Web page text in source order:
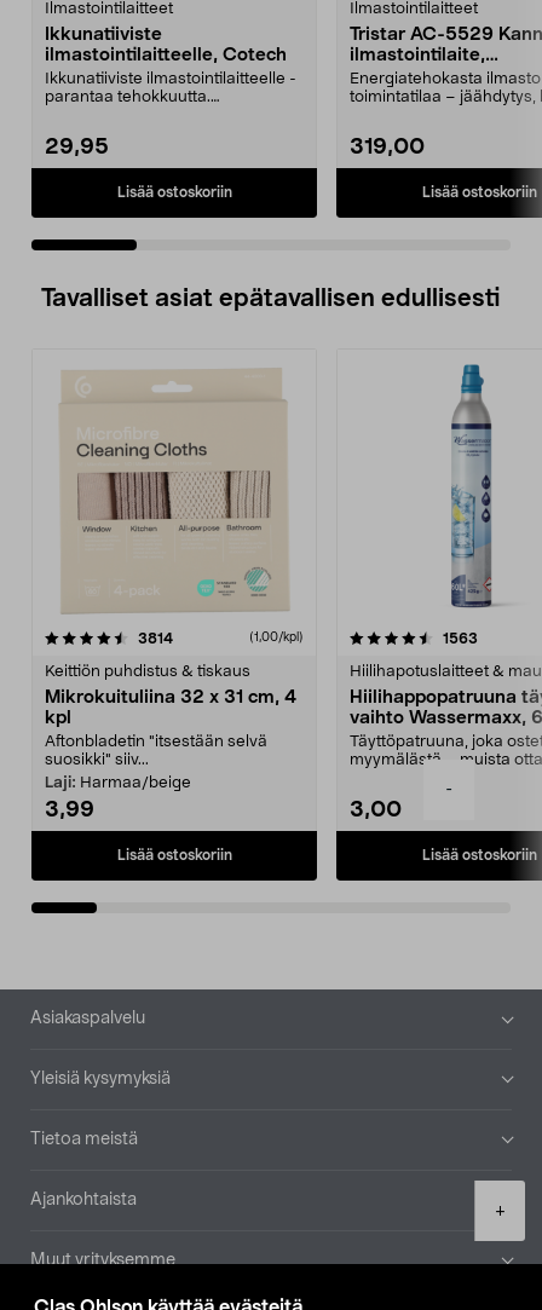
-
+
Ilmastointilaitteet
Ikkunatiiviste
ilmastointilaitteelle, Cotech
Ikkunatiiviste ilmastointilaitteelle -
parantaa tehokkuutta.
29,95
Lisää ostoskoriin
Ilmastointilaitteet
Tristar AC-5529
ilmastointilaite,
ilmanviilennin
25 m2
Energiatehokasta
toimintatilaa – jäähdytys,
319,00
Lisää ostoskoriin
Tavalliset asiat epätavallisen edullisesti
3814arvostelut (1,00/kpl)
Keittiön puhdistus & tiskaus
Mikrokuituliina 32 x 31 cm, 4
kpl
Aftonbladetin "itsestään selvä
suosikki" siiv...
Laji: Harmaa/beige
3,99
Lisää ostoskoriin
4.5viidestä
1563
Hiilihapotuslaitteet &
Hiilihappopatruuna
vaihto Wassermaxx,
Täyttöpatruuna, joka
myymälästä – muista
3,00
Lisää ostoskoriin
4.5viidestä
Alatunniste
Asiakaspalvelu
Yleisiä kysymyksiä
Tietoa meistä
Ajankohtaista
Muut yrityksemme